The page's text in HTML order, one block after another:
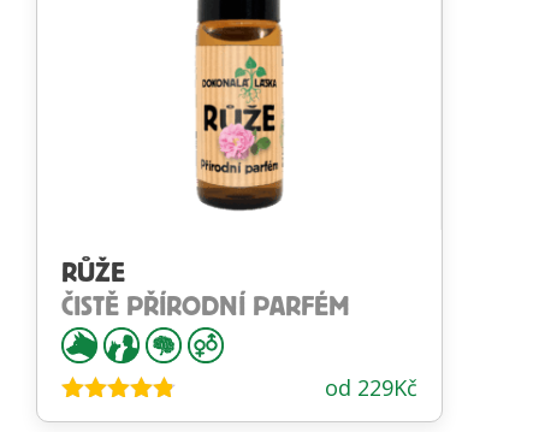
RŮŽE
ČISTĚ PŘÍRODNÍ PARFÉM
Hodnocení
od 229Kč